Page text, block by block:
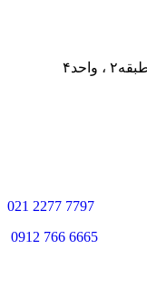
021 2277 7797
0912 766 6665